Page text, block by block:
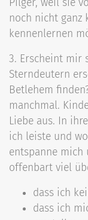
Pilger, weil sie
noch nicht
kennenlernen
3. Erscheint mir
Sterndeutern
Betlehem
manchmal.
Liebe aus. In
ich leiste und
entspanne mich
offenbart viel
dass ich
dass ich